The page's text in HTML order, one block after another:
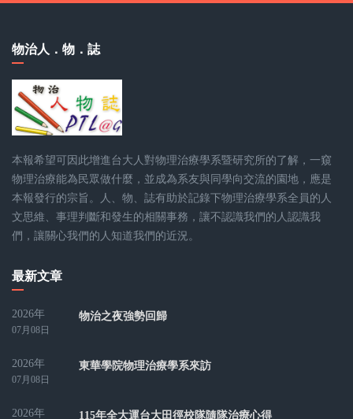
物治人．物．誌
本報希望可因此增進台大人對物理治療學系暨研究所的了解，一窺
物理治療能為民眾做什麼，並成為系友與同學向交流的園地，應是
本報發行的宗旨。人、物、誌有助於記錄下物理治療學系全員的人
文思維、事理判斷和發生的相關事務，讓不認識我們的人認識我
們，讓關心我們的人知道我們的近況。
最新文章
2026年
07月08日
物治之夜強勢回歸
2026年
07月08日
東華學院物理治療學系來訪
2026年 115年全大運台大田徑校隊隨隊治療心得